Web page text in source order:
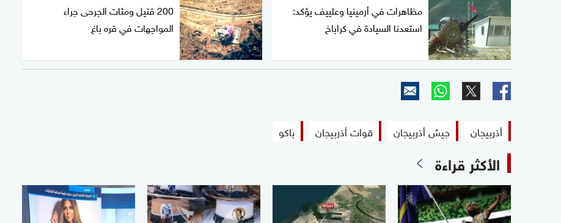
مظاهرات في أرمينيا وعلييف يؤكد:
استعدنا السيادة في كراباخ
200 قتيل ومئات الجرحى جراء
المواجهات في قره باغ
أذربيجان جيش أذربيجان قوات أذربيجان باكو
الأكثر قراءة